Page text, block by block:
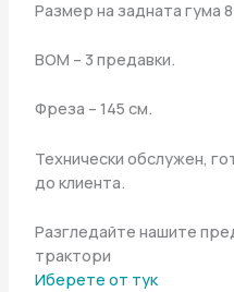
Размер на задната гума
ВОМ – 3 предавки.
Фреза – 145 см.
Технически обслужен,
до клиента.
Разгледайте нашите
трактори
Иберете от тук